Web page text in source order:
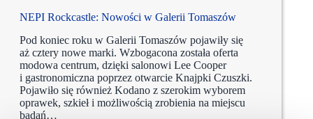
NEPI Rockcastle: Nowości w Galerii Tomaszów
Pod koniec roku w Galerii Tomaszów pojawiły się
aż cztery nowe marki. Wzbogacona została oferta
modowa centrum, dzięki salonowi Lee Cooper
i gastronomiczna poprzez otwarcie Knajpki Czuszki.
Pojawiło się również Kodano z szerokim wyborem
oprawek, szkieł i możliwością zrobienia na miejscu
badań…